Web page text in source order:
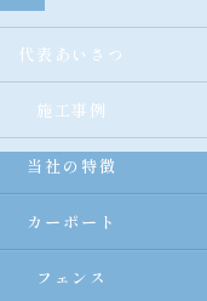
代表あいさつ
施工事例
当社の特徴
カーポート
フェンス